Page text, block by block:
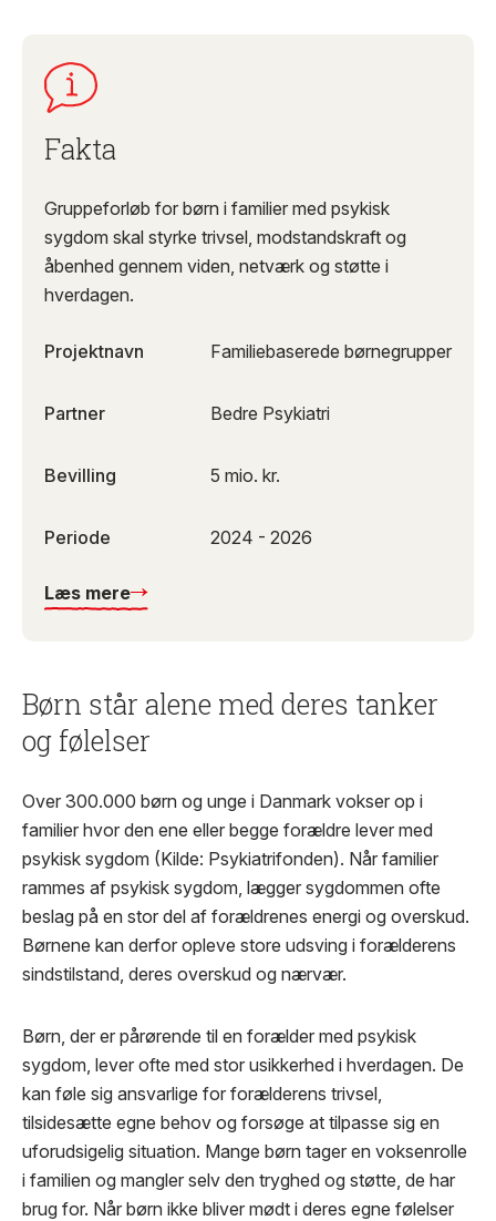
Fakta
Gruppeforløb for børn i familier med psykisk
sygdom skal styrke trivsel, modstandskraft og
åbenhed gennem viden, netværk og støtte i
hverdagen.
Projektnavn Familiebaserede børnegrupper
Partner Bedre Psykiatri
Bevilling 5 mio. kr.
Periode 2024 - 2026
Læs mere
Børn står alene med deres tanker
og følelser
Over 300.000 børn og unge i Danmark vokser op i
familier hvor den ene eller begge forældre lever med
psykisk sygdom (Kilde: Psykiatrifonden). Når familier
rammes af psykisk sygdom, lægger sygdommen ofte
beslag på en stor del af forældrenes energi og overskud.
Børnene kan derfor opleve store udsving i forælderens
sindstilstand, deres overskud og nærvær.
Børn, der er pårørende til en forælder med psykisk
sygdom, lever ofte med stor usikkerhed i hverdagen. De
kan føle sig ansvarlige for forælderens trivsel,
tilsidesætte egne behov og forsøge at tilpasse sig en
uforudsigelig situation. Mange børn tager en voksenrolle
i familien og mangler selv den tryghed og støtte, de har
brug for. Når børn ikke bliver mødt i deres egne følelser